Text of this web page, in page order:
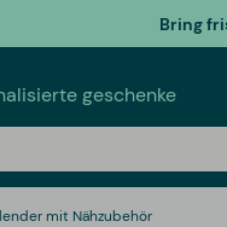
Bring
geschenke
mit Nähzubehör